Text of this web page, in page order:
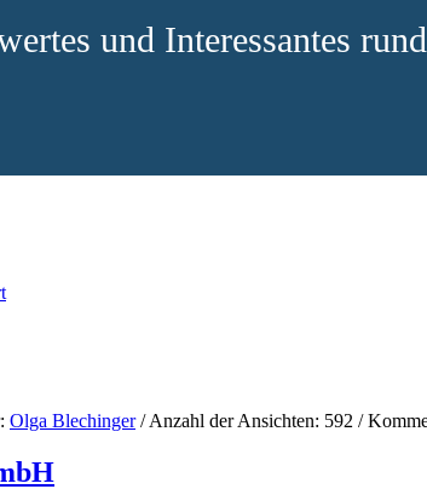
und Interessantes
Olga Blechinger/ Anzahl der Ansichten: 592 /